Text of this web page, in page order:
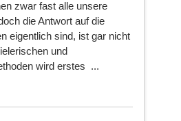
zwar fast alle unsere
die Antwort auf die
eigentlich sind, ist gar nicht
und
wird erstes ...